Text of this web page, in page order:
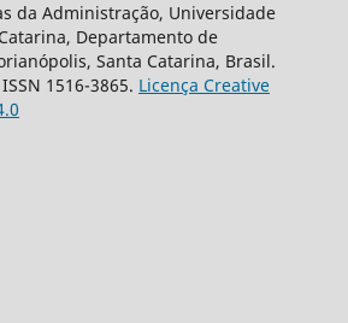
da Administração, Universidade
Departamento de
Santa Catarina, Brasil.
1516-3865. Licença Creative